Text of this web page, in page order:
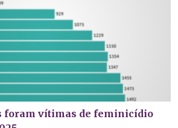
foram vítimas de feminicídio